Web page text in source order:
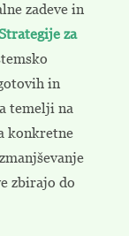
zadeve in
za
in
temelji na
konkretne
zbirajo do